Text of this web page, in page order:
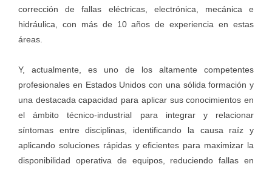
corrección de fallas eléctricas, electrónica, mecánica e
hidráulica, con más de 10 años de experiencia en estas
áreas.
Y, actualmente, es uno de los altamente competentes
profesionales en Estados Unidos con una sólida formación y
una destacada capacidad para aplicar sus conocimientos en
el ámbito técnico-industrial para integrar y relacionar
síntomas entre disciplinas, identificando la causa raíz y
aplicando soluciones rápidas y eficientes para maximizar la
disponibilidad operativa de equipos, reduciendo fallas en